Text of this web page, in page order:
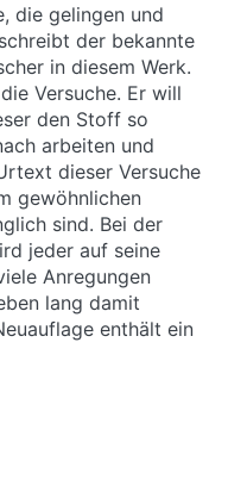
die gelingen und
der bekannte
in diesem Werk.
Versuche. Er will
den Stoff so
arbeiten und
dieser Versuche
gewöhnlichen
sind. Bei der
jeder auf seine
Anregungen
lang damit
enthält ein